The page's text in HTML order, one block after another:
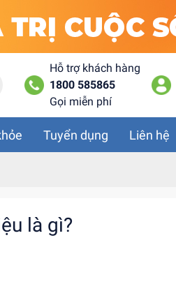
Hỗ trợ khách hàng
1800 585865
Gọi miễn phí
Tuyển dụng Liên hệ
là gì?